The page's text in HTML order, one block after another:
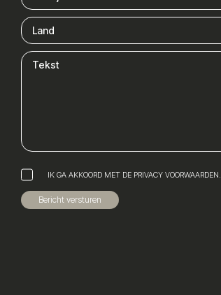
IK GA AKKOORD MET DE PRIVACY VOORWAARDEN.
Bericht versturen